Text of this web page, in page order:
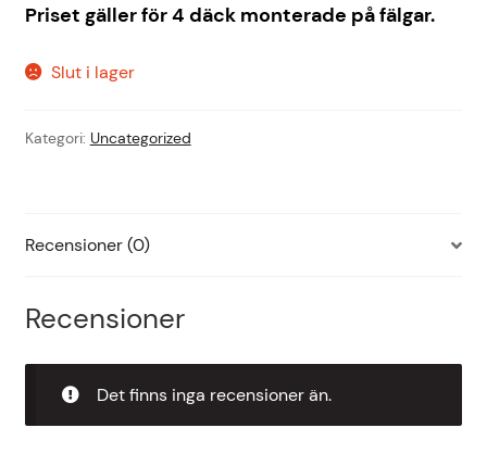
Priset gäller för 4 däck monterade på fälgar.
Slut i lager
Kategori: Uncategorized
Recensioner (0)
Recensioner
Det finns inga recensioner än.